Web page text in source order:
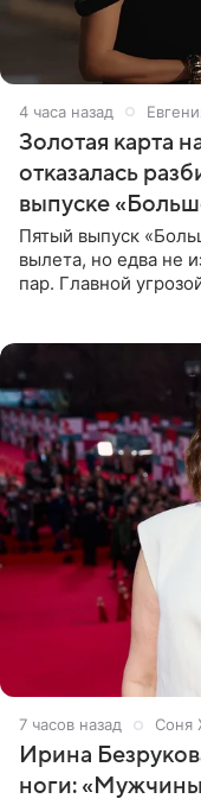
4 часа назад
Золотая карта
отказалась
выпуске
Пятый выпуск
вылета, но едва не
пар. Главной
7 часов назад Соня
Ирина
ноги: «Мужчины